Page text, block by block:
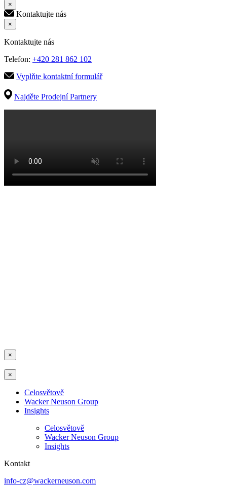
×
Kontaktujte nás
×
Kontaktujte nás
Telefon: +420 281 862 102
Vyplňte kontaktní formulář
Najděte Prodejní Partnery
×
×
Celosvětově
Wacker Neuson Group
Insights
Celosvětově
Wacker Neuson Group
Insights
Kontakt
info-cz@wackerneuson.com